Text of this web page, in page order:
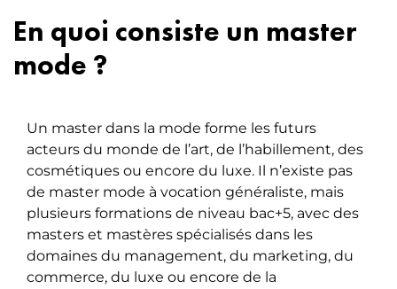
En quoi consiste un master
mode ?
Un master dans la mode forme les futurs
acteurs du monde de l’art, de l’habillement, des
cosmétiques ou encore du luxe. Il n’existe pas
de master mode à vocation généraliste, mais
plusieurs formations de niveau bac+5, avec des
masters et mastères spécialisés dans les
domaines du management, du marketing, du
commerce, du luxe ou encore de la